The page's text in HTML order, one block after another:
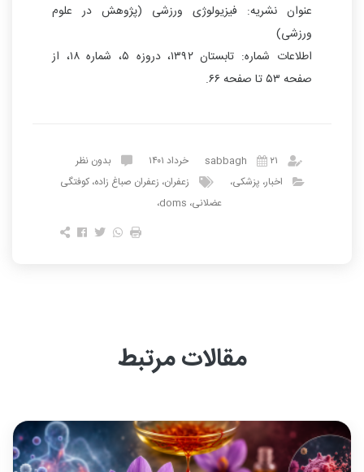
عنوان نشریه: فیزیولوژی ورزشی (پژوهش در علوم
ورزشی)
اطلاعات شماره: تابستان ۱۳۹۲، دروزه ۵، شماره ۱۸، از
صفحه ۵۳ تا صفحه ۶۶.
۲۱ خرداد ۱۴۰۱
بدون نظر
اخبار، پزشکی، زعفران، زعفران صباغ زاده،کوفتگی
عضلانی، doms،
مقالات مرتبط